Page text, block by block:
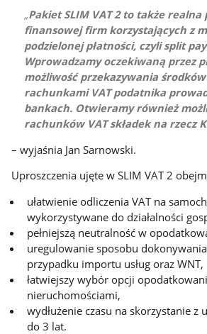
Pakiet SLIM VAT 2 to także realna
finansowej firm korzystających z
podzielonej płatności, czyli split
Wprowadzamy oczekiwaną przez
możliwość przekazywania
rachunkami VAT podatnika
bankach. Otwieramy również
rachunków VAT składek na rzecz
– wyjaśnia Jan Sarnowski.
Uproszczenia ujęte w SLIM VAT 2
ułatwienie odliczenia VAT na
wykorzystywane do działalności
pełniejszą neutralność w
uregulowanie sposobu
przypadku importu usług oraz WNT,
łatwiejszy wybór opcji
nieruchomościami,
wydłużenie czasu na skorzystanie z
do 3 lat.